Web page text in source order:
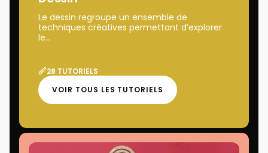
Le dessin regroupe un ensemble de
techniques créatives permettant d’explorer
le...
28 TUTORIELS
VOIR TOUS LES TUTORIELS